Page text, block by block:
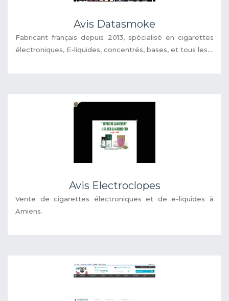
Avis Datasmoke
Fabricant français depuis 2013, spécialisé en cigarettes
électroniques, E-liquides, concentrés, bases, et tous les...
Avis Electroclopes
Vente de cigarettes électroniques et de e-liquides à
Amiens.